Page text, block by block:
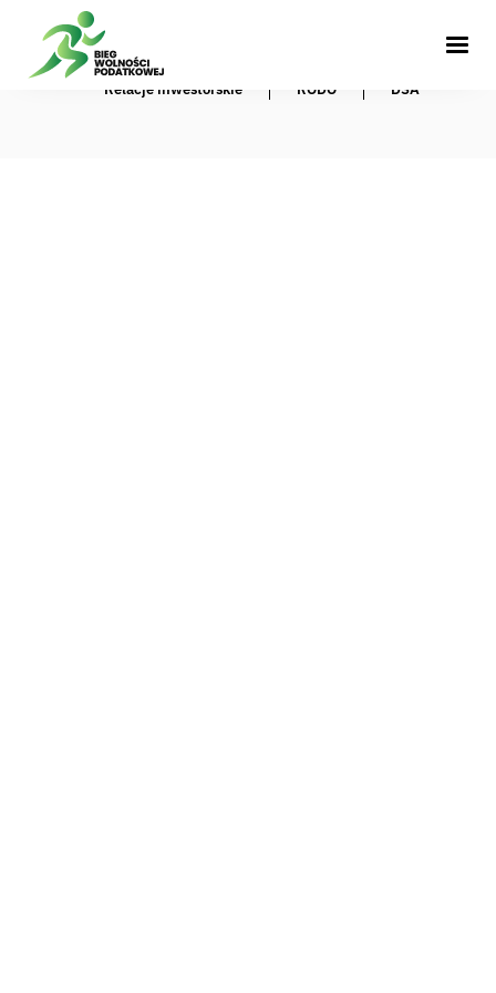
Copyright 2001 - 2026 IFIRMA SA spółka notowana na GPW
Regulamin
Relacje inwestorskie
RODO DSA